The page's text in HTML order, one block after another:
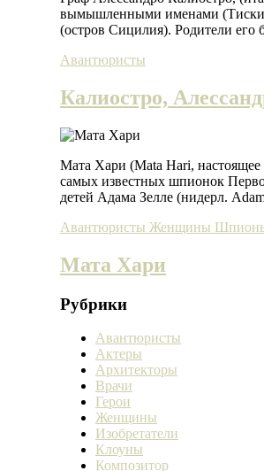
вымышленными именами
(остров Сицилия). Родители
Авантюристы
Калиостро,
Мата Хари (Mata Hari, настоящее
самых известных шпионок
детей Адама Зелле (нидерл.
Авантюристы Женщины
Мата Хари
Рубрики
Авантюристы
Актеры
Архитекторы
Врачи
Герои
Женщины
Изобретатели
Клоуны
Композитор